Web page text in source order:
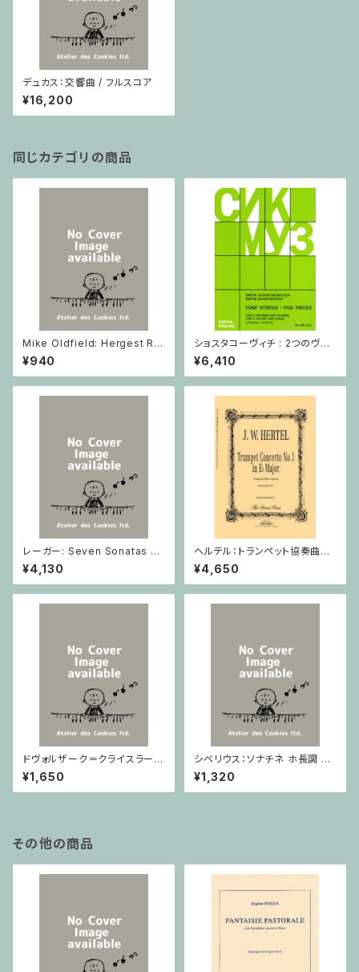
デュカス：交響曲 / フルスコア
¥16,200
同じカテゴリの商品
Mike Oldfield: Hergest Rid
ge / ピアノ
¥940
ショスタコーヴィチ : 2つのヴァ
イオリンとピアノのための 5つの
小品 / ヴァイオリン2とピアノ
¥6,410
レーガー: Seven Sonatas o
p. 91 Heft 2 / ヴァイオリン
¥4,130
ヘルテル：トランペット協奏曲第1
番 変ホ長調/トランペット・ピア
ノ
¥4,650
ドヴォルザーク＝クライスラー：
スラヴ幻想曲 ロ短調 from Op.
55-4, Op.75 / ヴァイオリンと
ピアノ
¥1,650
シベリウス：ソナチネ ホ長調 O
p.80 / ヴァイオリンとピアノ
¥1,320
その他の商品